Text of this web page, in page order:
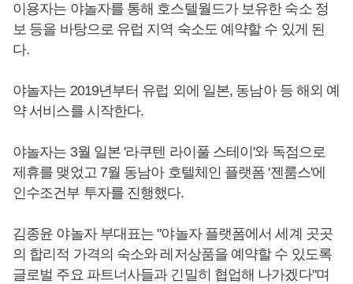
이용자는 야놀자를 통해 호스텔월드가 보유한 숙소 정
보 등을 바탕으로 유럽 지역 숙소도 예약할 수 있게 된
다.
야놀자는 2019년부터 유럽 외에 일본, 동남아 등 해외 예
약 서비스를 시작한다.
야놀자는 3월 일본 '라쿠텐 라이풀 스테이'와 독점으로
제휴를 맺었고 7월 동남아 호텔체인 플랫폼 '젠룸스'에
인수조건부 투자를 진행했다.
김종윤 야놀자 부대표는 "야놀자 플랫폼에서 세계 곳곳
의 합리적 가격의 숙소와 레저상품을 예약할 수 있도록
글로벌 주요 파트너사들과 긴밀히 협업해 나가겠다"며